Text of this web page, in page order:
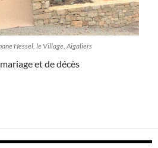
Hessel, le Village, Aigaliers
et de décès